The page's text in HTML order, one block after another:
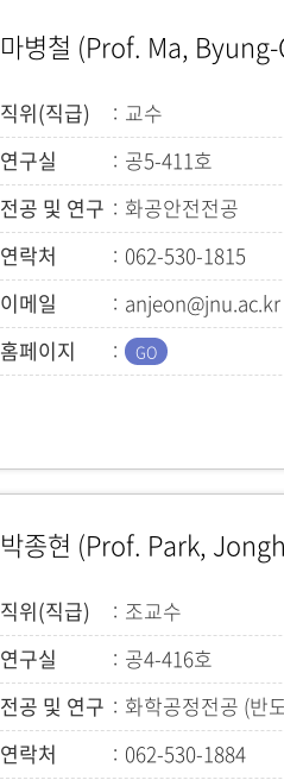
마병철 (Prof. Ma,
직위(직급)
교수
연구실
공5-411호
전공 및 연구
화공안전전공
(화학공정안전시
연락처
062-530-1815
이메일
anjeon@jnu.ac.kr
홈페이지
박종현 (Prof. Park,
직위(직급)
조교수
연구실
공4-416호
전공 및 연구
화학공정전공 (반
연구실)
연락처
062-530-1884